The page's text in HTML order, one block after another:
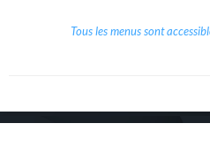
Tous les menus sont